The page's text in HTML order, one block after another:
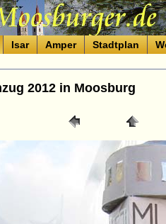
Isar Amper Stadtplan
2012 in Moosburg